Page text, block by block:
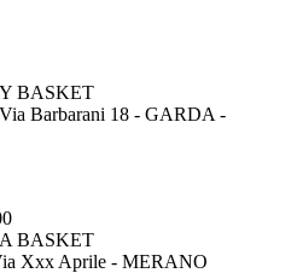
BASKET
Barbarani 18 - GARDA -
BASKET
Xxx Aprile - MERANO